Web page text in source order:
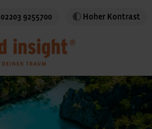
02203 9255700 Hoher Kontrast